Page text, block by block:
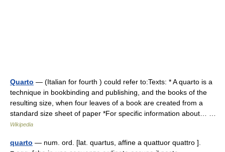
Quarto — (Italian for fourth ) could refer to:Texts: * A quarto is a
technique in bookbinding and publishing, and the books of the
resulting size, when four leaves of a book are created from a
standard size sheet of paper *For specific information about… …
Wikipedia
quarto — num. ord. [lat. quartus, affine a quattuor quattro ].